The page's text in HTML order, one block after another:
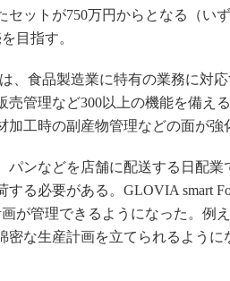
S＆OP
製造業ビ
メイドイ
知財マネ
海外生産
グローバ
ットが750万円からとなる（い
目指す。
、食品製造業に特有の業務に対
管理など300以上の機能を備え
工時の副産物管理などの面が強
ンなどを店舗に配送する日配業
る必要がある。GLOVIA smart
が管理できるようになった。例
密な生産計画を立てられるように